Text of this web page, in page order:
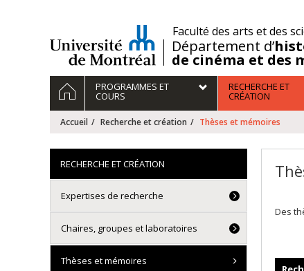
/Faculté des arts et des
Département d’
de cinéma et des
Navigation
principale
ACCUEILPROGRAMMES ET
COURS
RECHERCHE ET
CRÉATION
Accueil Recherche et création Thèses et mémoires
Des
RECHERCHE ET CRÉATION
Expertises de recherche
Chaires, groupes et laboratoires
Thèses et mémoires